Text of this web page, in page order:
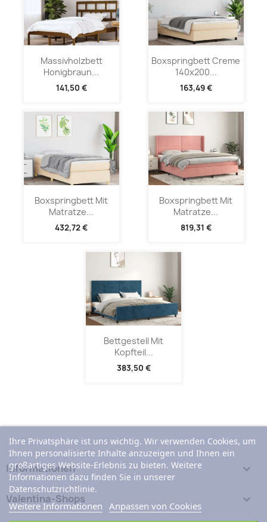
Massivholzbett
Honigbraun...
141,50 €
Boxspringbett Creme
140x200...
163,49 €
Boxspringbett Mit
Matratze...
432,72 €
Boxspringbett Mit
Matratze...
819,31 €
Bettgestell Mit
Kopfteil...
383,50 €
Informationen 
Valentina-Shops 
Ihre Privatsphäre ist uns wichtig. Wir verwenden Cookies, um
Ihnen personalisierte Inhalte anzuzeigen und Ihnen ein
großartiges Website-Erlebnis zu bieten. Weitere
Informationen dazu finden Sie in unserer
Datenschutzrichtlinie.
Weitere Informationen Anpassen von Cookies